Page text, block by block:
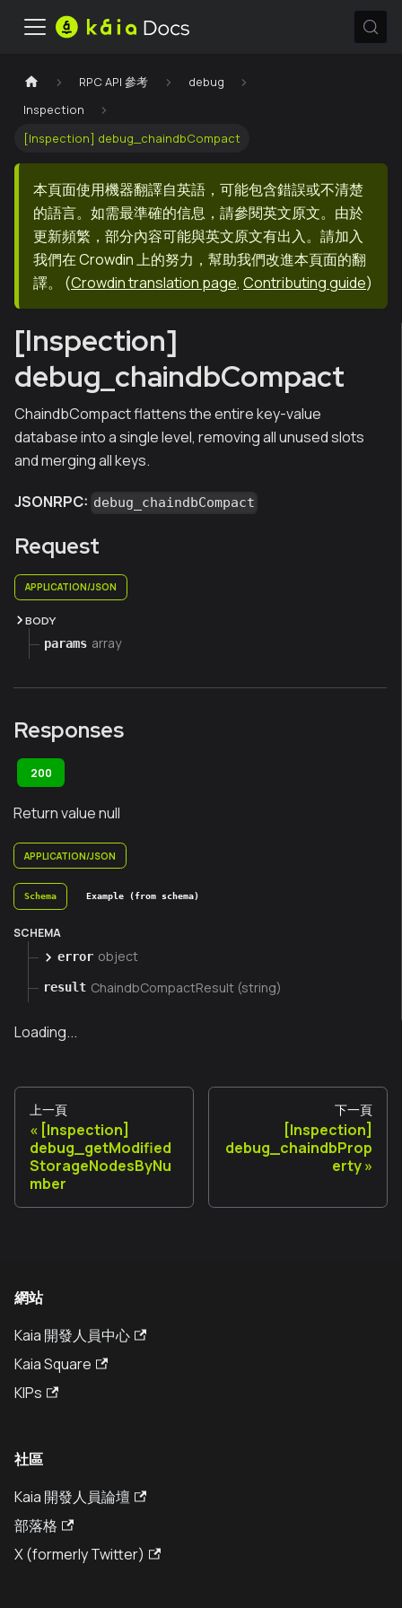
RPC API 參考
debug
Inspection
[Inspection] debug_chaindbCompact
本頁面使用機器翻譯自英語，可能包含錯誤或不清楚
的語言。如需最準確的信息，請參閱英文原文。由於
更新頻繁，部分內容可能與英文原文有出入。請加入
我們在 Crowdin 上的努力，幫助我們改進本頁面的翻
譯。
(Crowdin translation page, Contributing guide)
[Inspection]
debug_chaindbCompact
ChaindbCompact flattens the entire key-value
database into a single level, removing all unused slots
and merging all keys.
JSONRPC: debug_chaindbCompact
Request
APPLICATION/JSON
BODY
params array
Responses
200
Return value null
APPLICATION/JSON
Schema Example (from schema)
SCHEMA
error object
result ChaindbCompactResult (string)
Loading...
上一頁
[Inspection]
debug_getModified
StorageNodesByNu
mber
下一頁
[Inspection]
debug_chaindbProp
erty
網站
Kaia 開發人員中心
Kaia Square
KIPs
社區
Kaia 開發人員論壇
部落格
X (formerly Twitter)